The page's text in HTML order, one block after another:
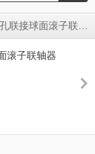
接球面滚子联轴器
滚子联轴器